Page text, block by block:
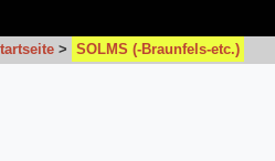
> SOLMS (-Braunfels-etc.)